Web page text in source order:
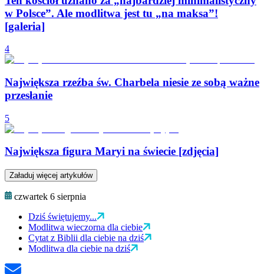
w Polsce”. Ale modlitwa jest tu „na maksa”!
[galeria]
4
Największa rzeźba św. Charbela niesie ze sobą ważne
przesłanie
5
Największa figura Maryi na świecie [zdjęcia]
Załaduj więcej artykułów
czwartek 6 sierpnia
Dziś świętujemy...
Modlitwa wieczorna dla ciebie
Cytat z Biblii dla ciebie na dziś
Modlitwa dla ciebie na dziś